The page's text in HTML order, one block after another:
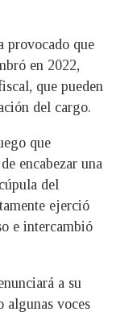
provocado que
en 2022,
que pueden
del cargo.
que
encabezar una
del
ejerció
e intercambió
a su
algunas voces